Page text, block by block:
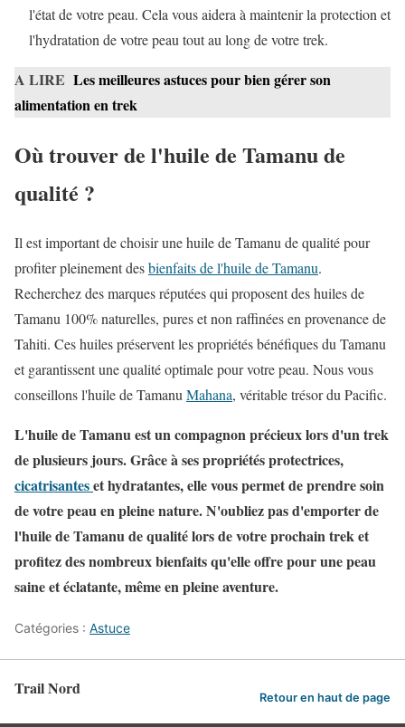
l'état de votre peau. Cela vous aidera à maintenir la protection et
l'hydratation de votre peau tout au long de votre trek.
A LIRE Les meilleures astuces pour bien gérer son
alimentation en trek
Où trouver de l'huile de Tamanu de
qualité ?
Il est important de choisir une huile de Tamanu de qualité pour
profiter pleinement desbienfaits de l'huile de Tamanu.
Recherchez des marques réputées qui proposent des huiles de
Tamanu 100% naturelles, pures et non raffinées en provenance de
Tahiti. Ces huiles préservent les propriétés bénéfiques du Tamanu
et garantissent une qualité optimale pour votre peau. Nous vous
conseillons l'huile de TamanuMahana, véritable trésor du Pacific.
L'huile de Tamanu est un compagnon précieux lors d'un trek
de plusieurs jours. Grâce à ses propriétés protectrices,
cicatrisanteset hydratantes, elle vous permet de prendre soin
de votre peau en pleine nature. N'oubliez pas d'emporter de
l'huile de Tamanu de qualité lors de votre prochain trek et
profitez des nombreux bienfaits qu'elle offre pour une peau
saine et éclatante, même en pleine aventure.
Catégories : Astuce
Trail Nord Retour en haut de page